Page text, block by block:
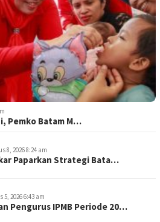
Pemko Batam M…
8, 2026 8:24 am
Paparkan Strategi Bata…
5, 2026 6:43 am
Pengurus IPMB Periode 20…